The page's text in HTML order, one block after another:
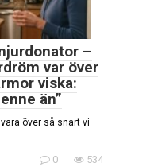
–
var över
viska:
än”
över så snart vi
0 534